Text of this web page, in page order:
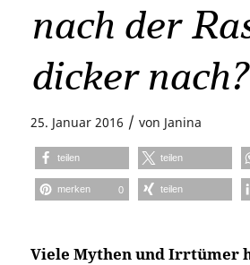
nach der
dicker nach?
25. Januar 2016 / von Janina
teilen teilen
merken 0 teilen
Viele Mythen und Irrtümer